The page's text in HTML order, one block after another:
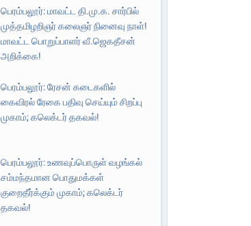
பெரம்பலூர்: மாவட்ட தி.மு.க. சார்பில்
முத்தமிழறிஞர் கலைஞர் நினைவு நாள்!
மாவட்ட பொறுப்பாளர் வீ.ஜெகதீசன்
அறிக்கை!
பெரம்பலூர்: ரேசன் கடைகளில்
கைவிரல் ரேகை பதிவு செய்யும் சிறப்பு
முகாம்; கலெக்டர் தகவல்!
பெரம்பலூர்: உணவுப்பொருள் வழங்கல்
சம்மந்தமான பொதுமக்கள்
குறைதீர்க்கும் முகாம்; கலெக்டர்
தகவல்!